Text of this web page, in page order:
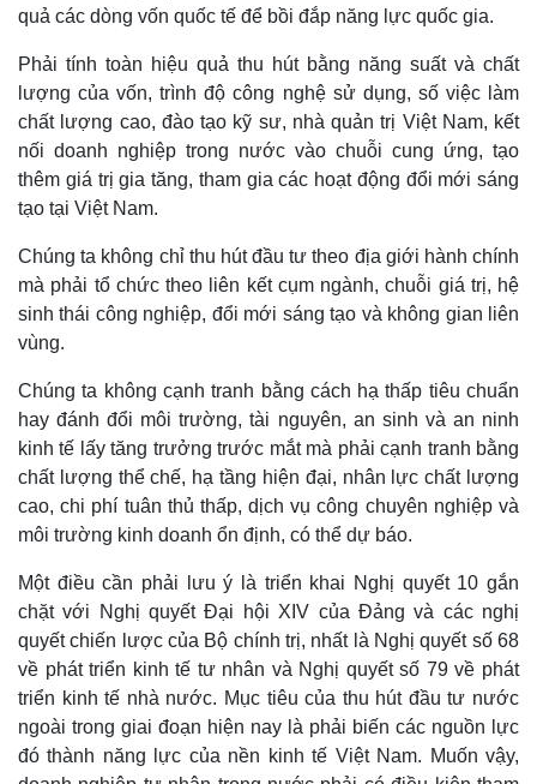
Kinh tế
Bất động sản
Khởi nghiệp
Thị trường
Giá vàng
Tiêu dùng
Giá cà phê
quả các dòng vốn quốc tế để bồi đắp năng lực quốc gia.
Phải tính toàn hiệu quả thu hút bằng năng suất và chất
lượng của vốn, trình độ công nghệ sử dụng, số việc làm
chất lượng cao, đào tạo kỹ sư, nhà quản trị Việt Nam, kết
nối doanh nghiệp trong nước vào chuỗi cung ứng, tạo
thêm giá trị gia tăng, tham gia các hoạt động đổi mới sáng
tạo tại Việt Nam.
Chúng ta không chỉ thu hút đầu tư theo địa giới hành chính
mà phải tổ chức theo liên kết cụm ngành, chuỗi giá trị, hệ
sinh thái công nghiệp, đổi mới sáng tạo và không gian liên
vùng.
Chúng ta không cạnh tranh bằng cách hạ thấp tiêu chuẩn
hay đánh đổi môi trường, tài nguyên, an sinh và an ninh
kinh tế lấy tăng trưởng trước mắt mà phải cạnh tranh bằng
chất lượng thể chế, hạ tầng hiện đại, nhân lực chất lượng
cao, chi phí tuân thủ thấp, dịch vụ công chuyên nghiệp và
môi trường kinh doanh ổn định, có thể dự báo.
Một điều cần phải lưu ý là triển khai Nghị quyết 10 gắn
chặt với Nghị quyết Đại hội XIV của Đảng và các nghị
quyết chiến lược của Bộ chính trị, nhất là Nghị quyết số 68
về phát triển kinh tế tư nhân và Nghị quyết số 79 về phát
triển kinh tế nhà nước. Mục tiêu của thu hút đầu tư nước
ngoài trong giai đoạn hiện nay là phải biến các nguồn lực
đó thành năng lực của nền kinh tế Việt Nam. Muốn vậy,